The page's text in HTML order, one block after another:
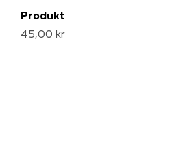
Produkt
45,00 kr